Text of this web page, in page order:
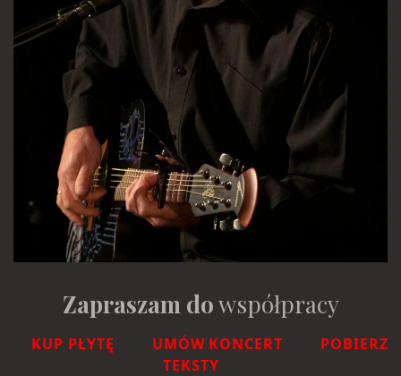
Zapraszam dowspółpracy
KUP PŁYTĘ UMÓW KONCERT
POBIERZ
TEKSTY